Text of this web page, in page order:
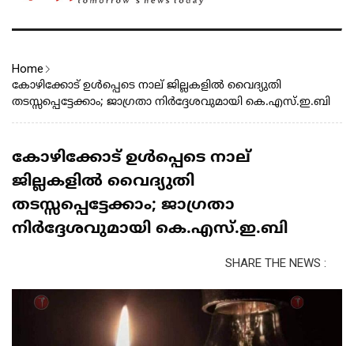
Home
കോഴിക്കോട് ഉൾപ്പെടെ നാല് ജില്ലകളിൽ വൈദ്യുതി
തടസ്സപ്പെട്ടേക്കാം; ജാഗ്രതാ നിർദ്ദേശവുമായി കെ.എസ്.ഇ.ബി
കോഴിക്കോട് ഉൾപ്പെടെ നാല്
ജില്ലകളിൽ വൈദ്യുതി
തടസ്സപ്പെട്ടേക്കാം; ജാഗ്രതാ
നിർദ്ദേശവുമായി കെ.എസ്.ഇ.ബി
SHARE THE NEWS :